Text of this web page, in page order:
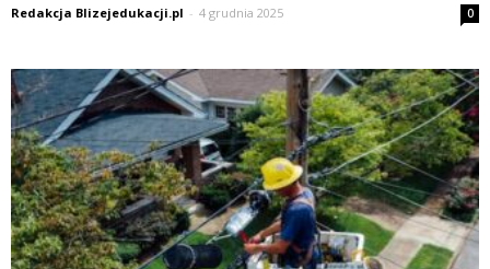
Redakcja Blizejedukacji.pl - 4 grudnia 2025 0